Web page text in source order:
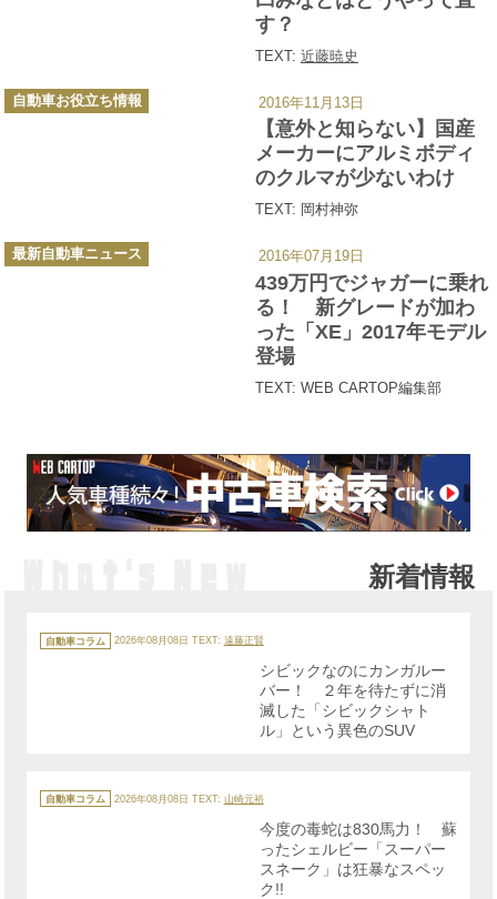
す？
TEXT: 近藤暁史
【意外と知らない】国産
メーカーにアルミボディ
のクルマが少ないわけ
TEXT: 岡村神弥
カ
テ
自動車お役立ち情報 2016年11月13日
439万円でジャガーに乗れ
る！ 新グレードが加わ
った「XE」2017年モデル
登場
TEXT: WEB CARTOP編集部
カ
テ
最新自動車ニュース 2016年07月19日
新着情報
テ
ゴ
自動車コラム 2026年08月08日 TEXT: 遠藤正賢
シビックなのにカンガルー
バー！ ２年を待たずに消
滅した「シビックシャト
ル」という異色のSUV
テ
ゴ
自動車コラム 2026年08月08日 TEXT: 山崎元裕
今度の毒蛇は830馬力！ 蘇
ったシェルビー「スーパー
スネーク」は狂暴なスペッ
ク!!